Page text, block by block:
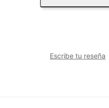
Escribe tu reseña